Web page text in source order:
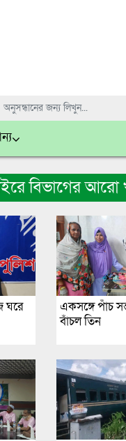
বিভাগের আরো
ঘরে
একসঙ্গে পাঁচ
বাঁচল তিন